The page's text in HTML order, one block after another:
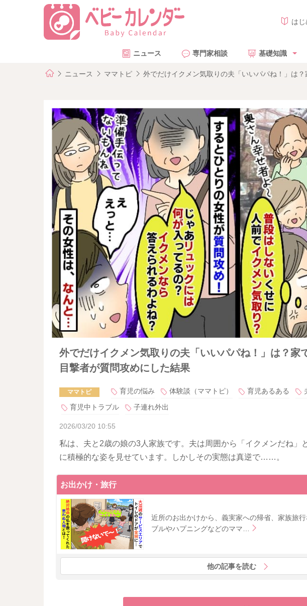
は
ニュース 専門家相談 基礎知識
ニュース ママトピ 外でだけイクメン気取りの夫「いいパパね！」は
外でだけイクメン気取りの夫「いいパパね！」は？家
目撃者が質問攻めにした結果
ママトピ 育児の悩み 体験談（ママトピ） 育児あるある
育児中トラブル
子連れ外出
2026/03/20 10:55
私は、夫と2歳の娘の3人家族です。夫は周囲から「イクメンだね」
に積極的な姿を見せています。しかしその実態は真逆で……。
お出かけ・旅行
近所のお出かけから、義実家への帰省、家族旅
ブルやハプニングなどのママ…
他の記事を読む